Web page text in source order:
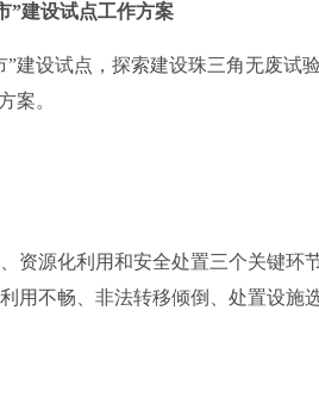
”建设试点工作方案
设试点，探索建设珠三角无废试
案。
源化利用和安全处置三个关键环
用不畅、非法转移倾倒、处置设施